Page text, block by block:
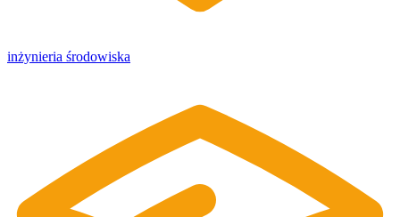
inżynieria środowiska